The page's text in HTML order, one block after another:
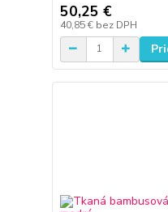
50,25 €
40,85 € bez DPH